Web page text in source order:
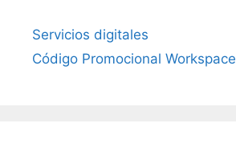
Servicios digitales
Código Promocional Workspace